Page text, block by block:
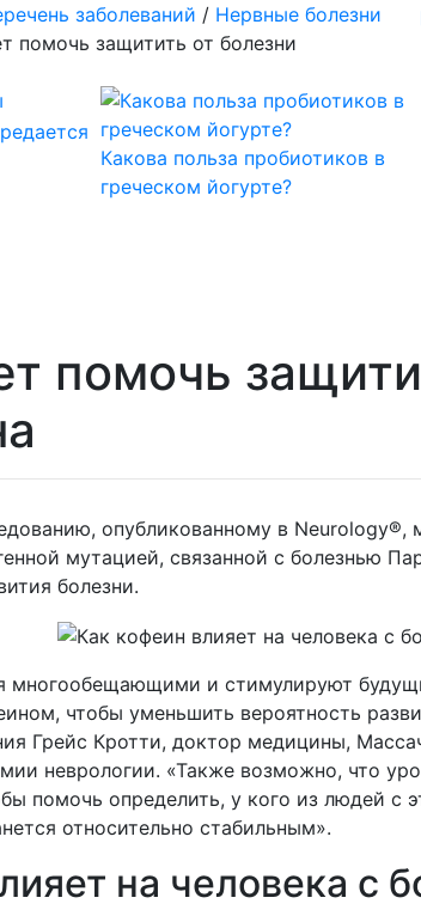
заболеваний / Нервные болезни
помочь защитить от болезни
Какова польза пробиотиков в
греческом йогурте?
помочь
опубликованному в
мутацией, связанной с болезнью
болезни.
многообещающими и стимулируют
чтобы уменьшить вероятность
Грейс Кротти, доктор медицины,
неврологии. «Также возможно, что
помочь определить, у кого из людей с
относительно стабильным».
на человека с